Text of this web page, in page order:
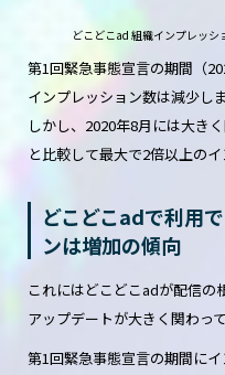
どこどこad 組織インプレッ
第1回緊急事態宣言の期間（
インプレッション数は減少しま
しかし、2020年8月には大き
と比較して最大で2倍以上の
どこどこadで利用
ンは増加の傾向
これにはどこどこadが配信の
アップデートが大きく関わって
第1回緊急事態宣言の期間に